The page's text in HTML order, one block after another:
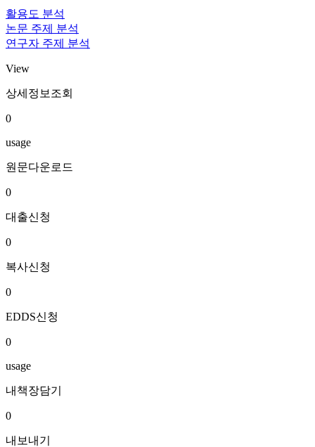
활용도 분석
논문 주제 분석
연구자 주제 분석
View
상세정보조회
0
usage
원문다운로드
0
대출신청
0
복사신청
0
EDDS신청
0
usage
내책장담기
0
내보내기